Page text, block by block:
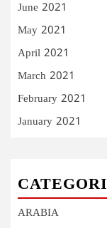
June 2021
May 2021
April 2021
March 2021
February 2021
January 2021
ARABIA